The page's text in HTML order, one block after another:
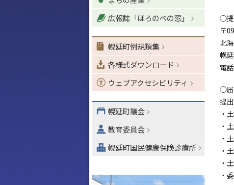
○提
〒
北
幌
電
○届
提
・
・
・
・
・
・
広報誌「ほろのべの窓」
幌延町例規類集
各様式ダウンロード
ウェブアクセシビリティ
幌延町議会
教育委員会
幌延町国民健康保険診療所